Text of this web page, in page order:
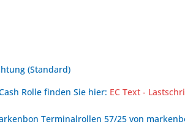
(Standard)
Rolle finden Sie hier: EC Text -
Terminalrollen 57/25 von